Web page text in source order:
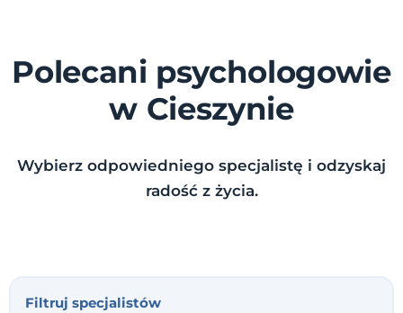
Polecani psychologowie
w Cieszynie
Wybierz odpowiedniego specjalistę i odzyskaj
radość z życia.
Filtruj specjalistów